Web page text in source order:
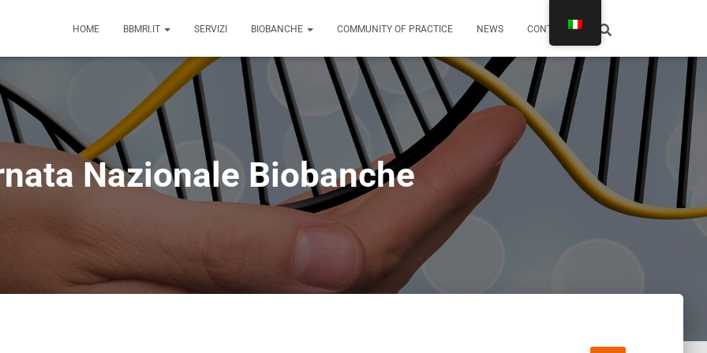
HOME BBMRI.IT SERVIZI BIOBANCHE COMMUNITY OF PRACTICE NEWS CONTATTI
Nazionale Biobanche